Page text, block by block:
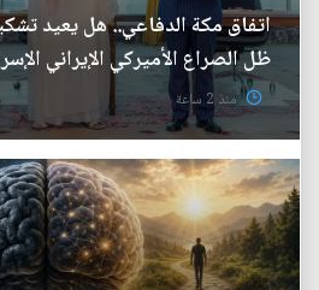
اتفاق مكة الدفاعي.. هل يعيد
ظل الصراع الأميركي الإيراني
منذ 2 ساعة